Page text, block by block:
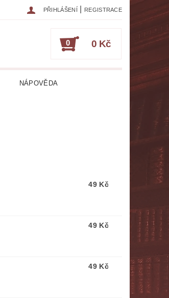
PŘIHLÁŠENÍ REGISTRACE
0 0 Kč
NÁPOVĚDA
49 Kč
49 Kč
49 Kč